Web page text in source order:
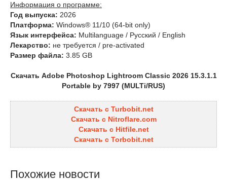
Информация о программе:
Год выпуска: 2026
Платформа: Windows® 11/10 (64-bit only)
Язык интерфейса: Multilanguage / Русский / English
Лекарство: не требуется / pre-activated
Размер файла: 3.85 GB
Скачать Adobe Photoshop Lightroom Classic 2026 15.3.1.1
Portable by 7997 (MULTi/RUS)
Скачать с Turbobit.net
Скачать с Nitroflare.com
Скачать с Hitfile.net
Скачать с Torbobit.net
Похожие новости